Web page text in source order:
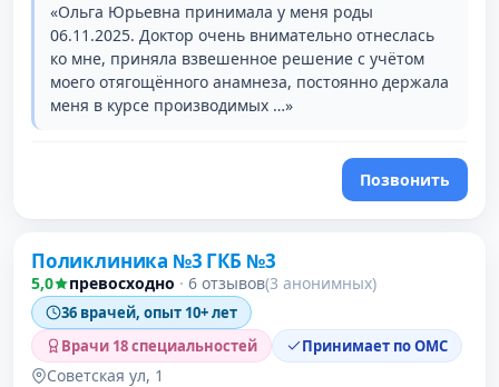
«Ольга Юрьевна принимала у меня роды
06.11.2025. Доктор очень внимательно отнеслась
ко мне, приняла взвешенное решение с учётом
моего отягощённого анамнеза, постоянно держала
меня в курсе производимых …»
Позвонить
Поликлиника №3 ГКБ №3
5,0 превосходно · 6 отзывов(3 анонимных)
36 врачей, опыт 10+ лет
Врачи 18 специальностей
Принимает по ОМС
Советская ул, 1